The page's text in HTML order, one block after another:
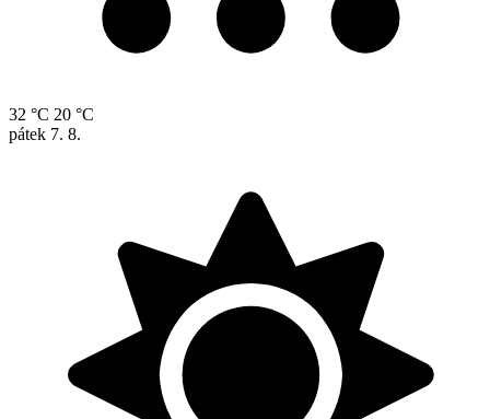
32 °C 20 °C
pátek 7. 8.